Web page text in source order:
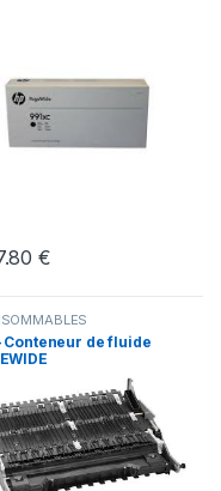
€
Conteneur de fluide